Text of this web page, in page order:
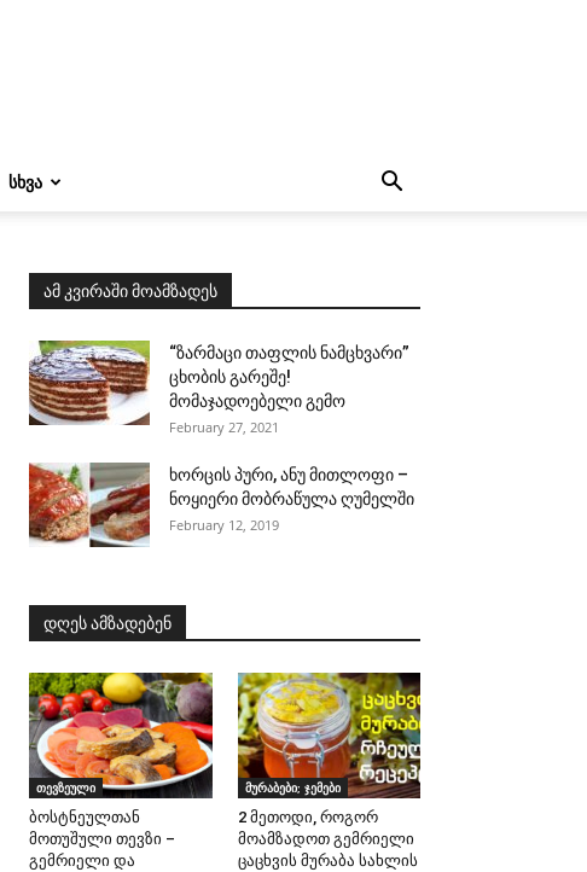
ᲡᲮᲕᲐ
ამ კვირაში მოამზადეს
“ზარმაცი თაფლის ნამცხვარი”
ცხობის გარეშე!
მომაჯადოებელი გემო
February 27, 2021
ხორცის პური, ანუ მითლოფი –
ნოყიერი მობრაწულა ღუმელში
February 12, 2019
დღეს ამზადებენ
თევზეული
ბოსტნეულთან
მოთუშული თევზი –
გემრიელი და
მურაბები; ჯემები
2 მეთოდი, როგორ
მოამზადოთ გემრიელი
ცაცხვის მურაბა სახლის